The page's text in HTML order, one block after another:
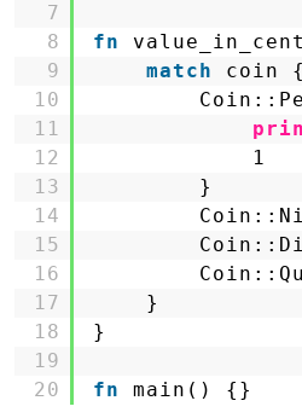
7
8
9
10
11
12
13
14
15
16
17
18
19
20
fn
match
coin {
1
}
}
}
fn main() {}